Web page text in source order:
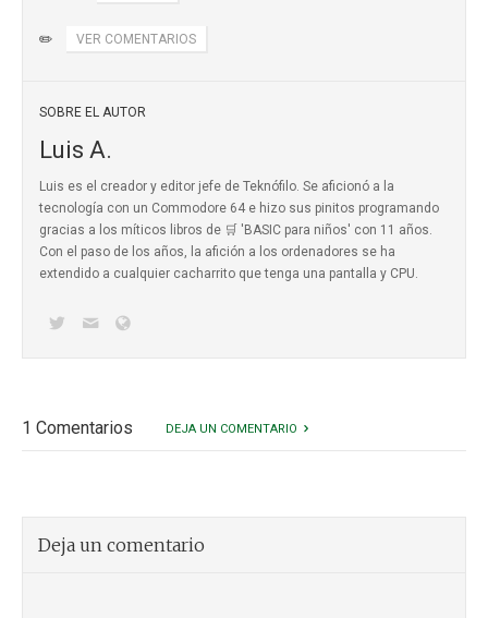
✏️ VER COMENTARIOS
SOBRE EL AUTOR
Luis A.
Luis es el creador y editor jefe de Teknófilo. Se aficionó a la
tecnología con un Commodore 64 e hizo sus pinitos programando
gracias a los míticos libros de 🛒 'BASIC para niños' con 11 años.
Con el paso de los años, la afición a los ordenadores se ha
extendido a cualquier cacharrito que tenga una pantalla y CPU.
1 Comentarios DEJA UN COMENTARIO
Deja un comentario